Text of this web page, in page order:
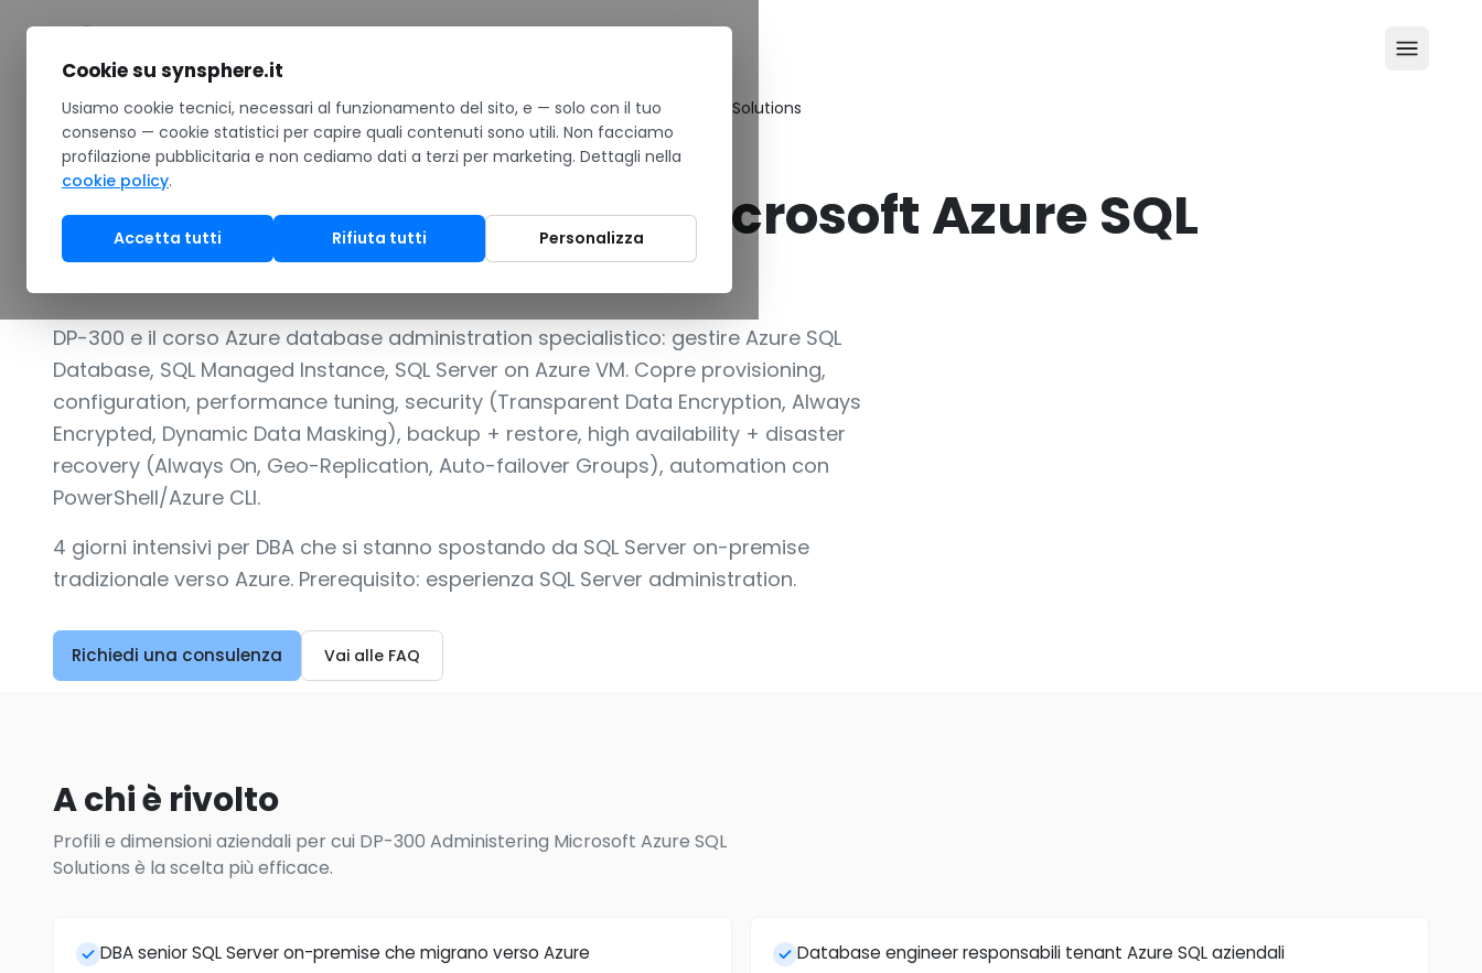
Home/Formazione/Catalogo corsi Microsoft/DP-300 Administering Microsoft Azure SQL Solutions
PER DATABASE ADMINISTRATOR CHE GESTISCONO AZURE SQL ENTERPRISE
DP-300 Administering Microsoft Azure SQL
Solutions
DP-300 e il corso Azure database administration specialistico: gestire Azure SQL
Database, SQL Managed Instance, SQL Server on Azure VM. Copre provisioning,
configuration, performance tuning, security (Transparent Data Encryption, Always
Encrypted, Dynamic Data Masking), backup + restore, high availability + disaster
recovery (Always On, Geo-Replication, Auto-failover Groups), automation con
PowerShell/Azure CLI.
4 giorni intensivi per DBA che si stanno spostando da SQL Server on-premise
tradizionale verso Azure. Prerequisito: esperienza SQL Server administration.
Richiedi una consulenza Vai alle FAQ
A chi è rivolto
Profili e dimensioni aziendali per cui DP-300 Administering Microsoft Azure SQL
Solutions è la scelta più efficace.
DBA senior SQL Server on-premise che migrano verso Azure Database engineer responsabili tenant Azure SQL aziendali
Cookie su synsphere.it
Usiamo cookie tecnici, necessari al funzionamento del sito, e — solo con il tuo
consenso — cookie statistici per capire quali contenuti sono utili. Non facciamo
profilazione pubblicitaria e non cediamo dati a terzi per marketing. Dettagli nella
cookie policy.
Accetta tutti Rifiuta tutti Personalizza